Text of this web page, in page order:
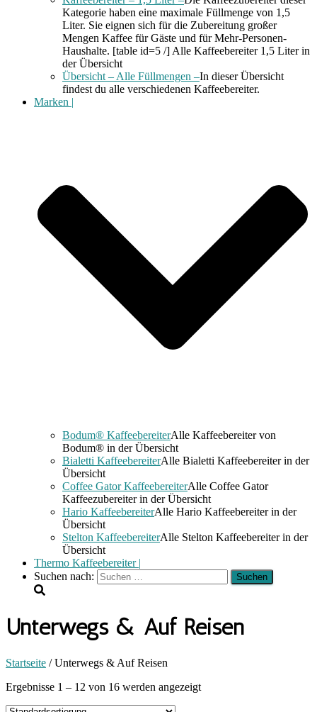
Kategorie haben eine maximale Füllmenge von 1,5
Liter. Sie eignen sich für die Zubereitung großer
Mengen Kaffee für Gäste und für Mehr-Personen-
Haushalte. [table id=5 /] Alle Kaffeebereiter 1,5 Liter in
der Übersicht
Übersicht – Alle Füllmengen –In dieser Übersicht
findest du alle verschiedenen Kaffeebereiter.
Marken |
Bodum® KaffeebereiterAlle Kaffeebereiter von
Bodum® in der Übersicht
Bialetti KaffeebereiterAlle Bialetti Kaffeebereiter in der
Übersicht
Coffee Gator KaffeebereiterAlle Coffee Gator
Kaffeezubereiter in der Übersicht
Hario KaffeebereiterAlle Hario Kaffeebereiter in der
Übersicht
Stelton KaffeebereiterAlle Stelton Kaffeebereiter in der
Übersicht
Thermo Kaffeebereiter |
Suchen nach:
Unterwegs & Auf Reisen
Startseite / Unterwegs & Auf Reisen
Ergebnisse 1 – 12 von 16 werden angezeigt